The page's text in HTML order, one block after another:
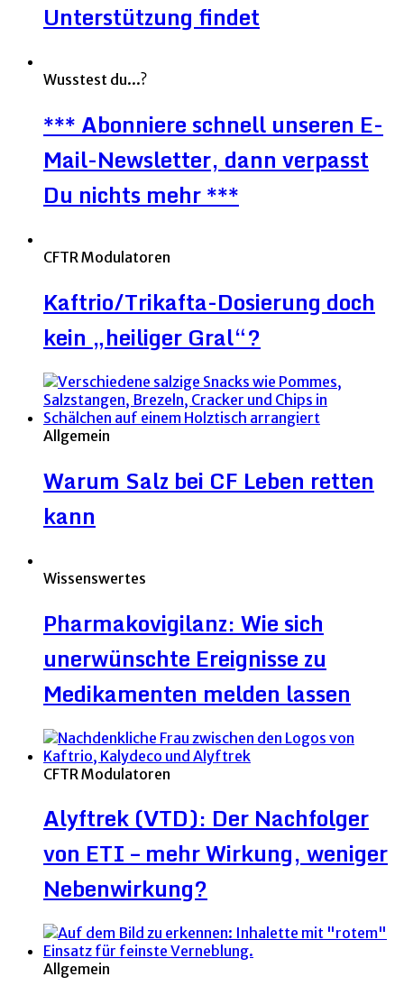
Unterstützung findet
Wusstest du...?
*** Abonniere schnell unseren E-
Mail-Newsletter, dann verpasst
Du nichts mehr ***
CFTR Modulatoren
Kaftrio/Trikafta-Dosierung doch
kein „heiliger Gral“?
Allgemein
Warum Salz bei CF Leben retten
kann
Wissenswertes
Pharmakovigilanz: Wie sich
unerwünschte Ereignisse zu
Medikamenten melden lassen
CFTR Modulatoren
Alyftrek (VTD): Der Nachfolger
von ETI – mehr Wirkung, weniger
Nebenwirkung?
Allgemein